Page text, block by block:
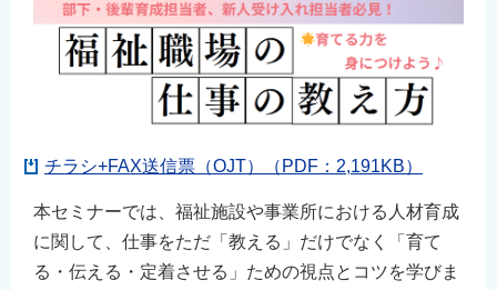
チラシ+FAX送信票（OJT）（PDF：2,191KB）
本セミナーでは、福祉施設や事業所における人材育成
に関して、仕事をただ「教える」だけでなく「育て
る・伝える・定着させる」ための視点とコツを学びま